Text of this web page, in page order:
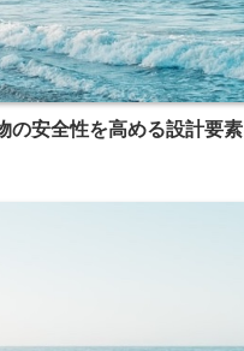
の安全性を高める設計要素